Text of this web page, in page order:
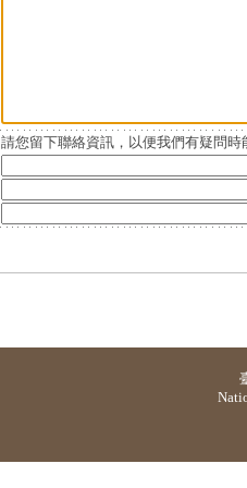
請您留下聯絡資訊，以便我們有疑問